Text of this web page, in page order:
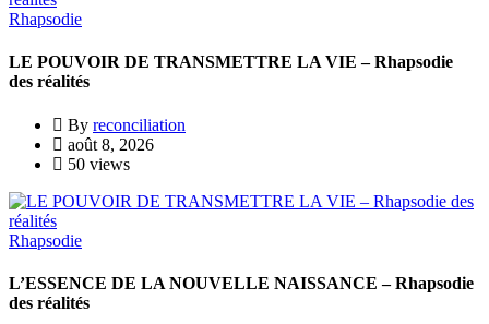
Rhapsodie
LE POUVOIR DE TRANSMETTRE LA VIE – Rhapsodie
des réalités
By reconciliation
août 8, 2026
50 views
Rhapsodie
L’ESSENCE DE LA NOUVELLE NAISSANCE – Rhapsodie
des réalités